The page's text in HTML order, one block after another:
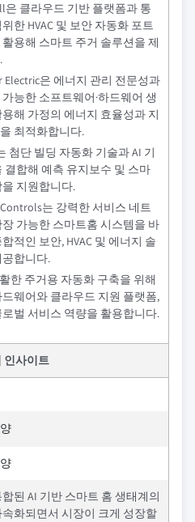
은 클라우드 기반 플랫폼과 통
한 HVAC 및 보안 자동화 포트
용해 스마트 주거 솔루션을 제
Electric은 에너지 관리 전문성과
능한 소프트웨어·하드웨어 생
해 가정의 에너지 효율성과 지
최적화합니다.
첨단 빌딩 자동화 기술과 AI 기
결합해 예측 유지보수 및 스마
지원합니다.
는 강력한 서비스 네트
가능한 스마트홈 시스템을 바
적인 보안, HVAC 및 에너지 솔
합니다.
한 주거용 자동화 구축을 위해
웨어와 클라우드 지원 플랫폼,
벌 서비스 역량을 활용합니다.
인사이트
된 AI 기반 스마트 홈 생태계의
화되면서 시장이 크게 성장할